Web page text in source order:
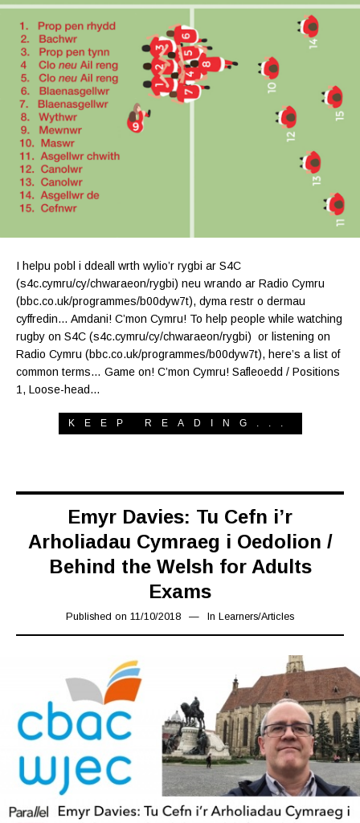
I helpu pobl i ddeall wrth wylio’r rygbi ar S4C
(s4c.cymru/cy/chwaraeon/rygbi) neu wrando ar Radio Cymru
(bbc.co.uk/programmes/b00dyw7t), dyma restr o dermau
cyffredin… Amdani! C’mon Cymru! To help people while watching
rugby on S4C (s4c.cymru/cy/chwaraeon/rygbi) or listening on
Radio Cymru (bbc.co.uk/programmes/b00dyw7t), here’s a list of
common terms… Game on! C’mon Cymru! Safleoedd / Positions
1, Loose-head…
KEEP READING...
Emyr Davies: Tu Cefn i’r
Arholiadau Cymraeg i Oedolion /
Behind the Welsh for Adults
Exams
Published on 11/10/2018 16/03/2019
In Learners/Articles